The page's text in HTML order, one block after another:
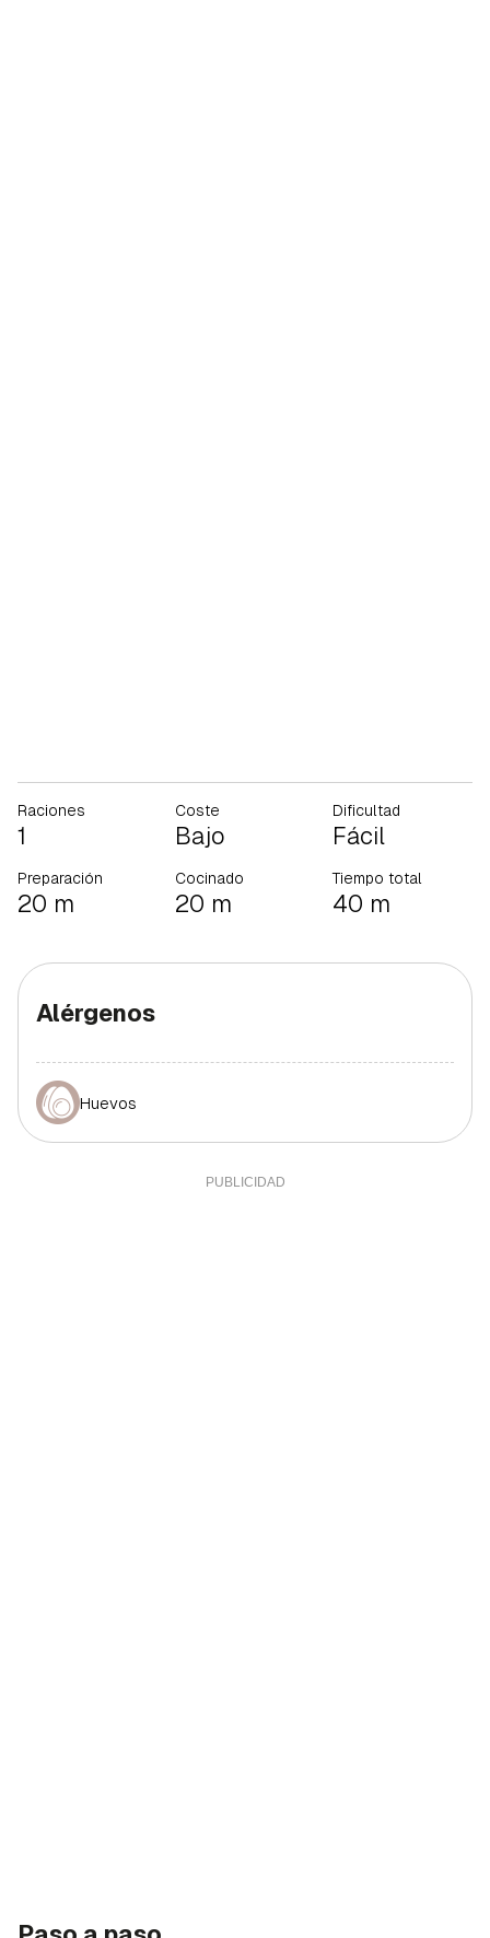
Raciones
1
Coste
Bajo
Dificultad
Fácil
Preparación
20 m
Cocinado
20 m
Tiempo total
40 m
Alérgenos
Huevos